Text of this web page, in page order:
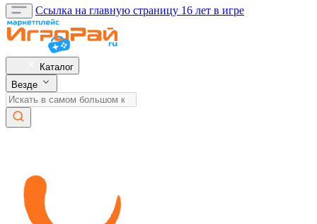
Ссылка на главную страницу 16 лет в игре
Каталог
Везде